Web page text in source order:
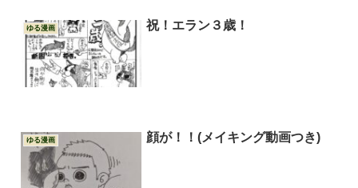
ゆる漫画 祝！エラン３歳！
ゆる漫画 顔が！！(メイキング動画つき)